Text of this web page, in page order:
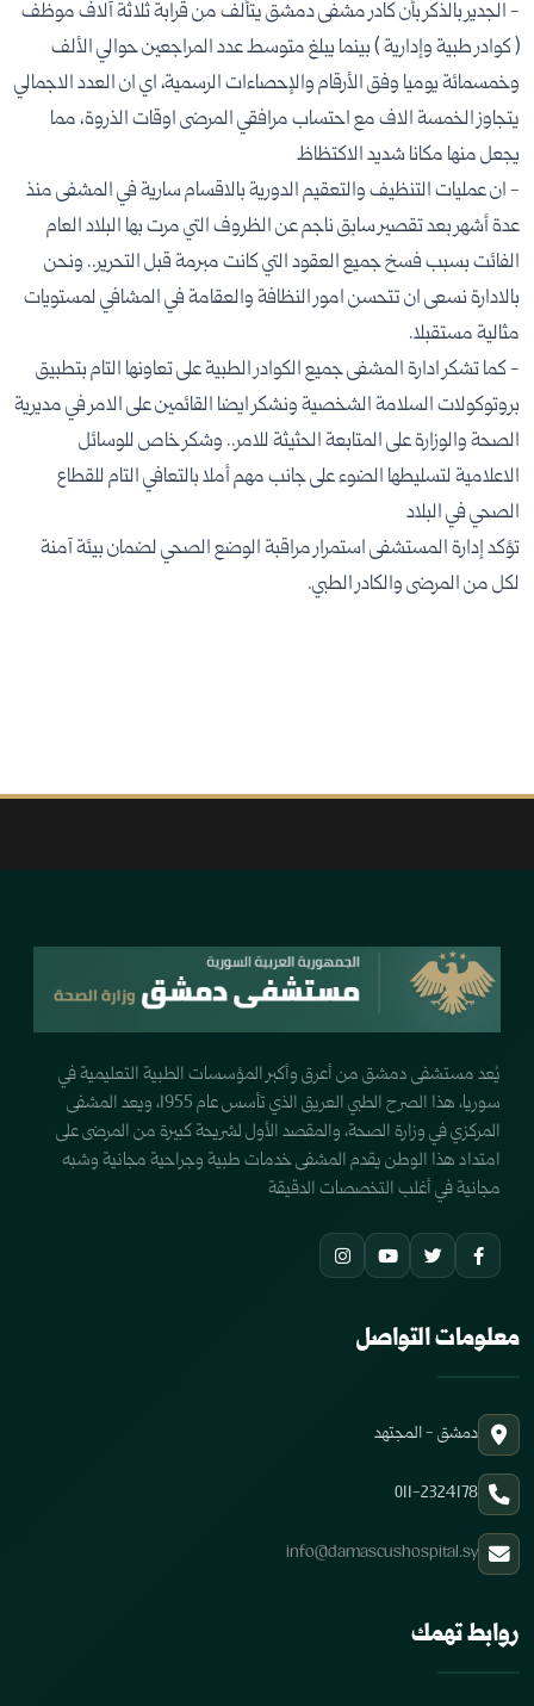
- الجدير بالذكر بأن كادر مشفى دمشق يتألف من قرابة ثلاثة آلاف موظف
( كوادر طبية وإدارية ) بينما يبلغ متوسط عدد المراجعين حوالي الألف
وخمسمائة يوميا وفق الأرقام والإحصاءات الرسمية، اي ان العدد الاجمالي
يتجاوز الخمسة الاف مع احتساب مرافقي المرضى اوقات الذروة٫ مما
يجعل منها مكانا شديد الاكتظاظ
- ان عمليات التنظيف والتعقيم الدورية بالاقسام سارية في المشفى منذ
عدة أشهر بعد تقصير سابق ناجم عن الظروف التي مرت بها البلاد العام
الفائت بسبب فسخ جميع العقود التي كانت مبرمة قبل التحرير.. ونحن
بالادارة نسعى ان تتحسن امور النظافة والعقامة في المشافي لمستويات
مثالية مستقبلا.
- كما تشكر ادارة المشفى جميع الكوادر الطبية على تعاونها التام بتطبيق
بروتوكولات السلامة الشخصية ونشكر ايضا القائمين على الامر في مديرية
الصحة والوزارة على المتابعة الحثيثة للامر.. وشكر خاص للوسائل
الاعلامية لتسليطها الضوء على جانب مهم أملا بالتعافي التام للقطاع
الصحي في البلاد
تؤكد إدارة المستشفى استمرار مراقبة الوضع الصحي لضمان بيئة آمنة
لكل من المرضى والكادر الطبي.
يُعد مستشفى دمشق من أعرق وأكبر المؤسسات الطبية التعليمية في
سوريا، هذا الصرح الطبي العريق الذي تأسس عام 1955، ويعد المشفى
المركزي في وزارة الصحة، والمقصد الأول لشريحة كبيرة من المرضى على
امتداد هذا الوطن يقدم المشفى خدمات طبية وجراحية مجانية وشبه
مجانية في أغلب التخصصات الدقيقة
معلومات التواصل
دمشق - المجتهد
011-2324178
info@damascushospital.sy
روابط تهمك